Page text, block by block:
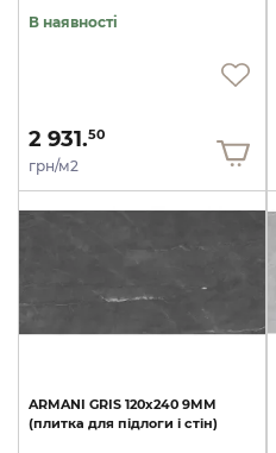
В наявності
2 931.50
грн/м2
ARMANI GRIS 120х240 9MM
(плитка для підлоги і стін)